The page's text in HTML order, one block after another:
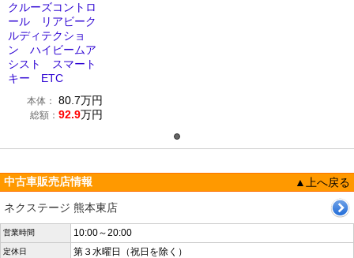
クルーズコントロ
ール リアビーク
ルディテクショ
ン ハイビームア
シスト スマート
キー ETC
本体： 80.7万円
総額： 92.9万円
中古車販売店情報
▲上へ戻る
ネクステージ 熊本東店
営業時間 10:00～20:00
定休日 第３水曜日（祝日を除く）